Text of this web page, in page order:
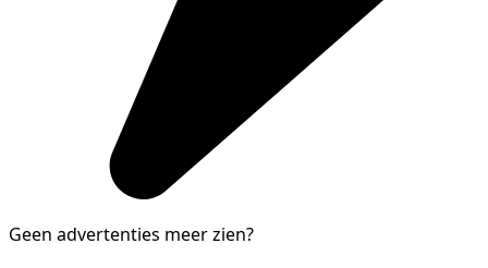
Geen advertenties meer zien?